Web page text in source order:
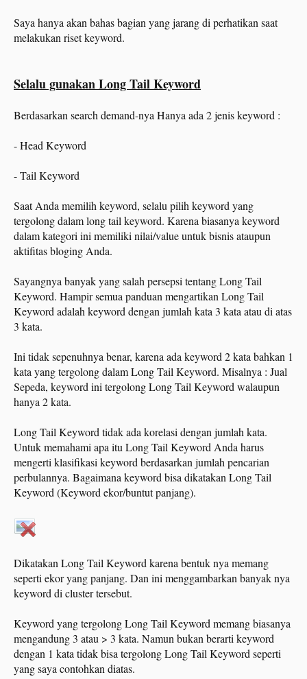
Saya hanya akan bahas bagian yang jarang di perhatikan saat
melakukan riset keyword.
Selalu gunakan Long Tail Keyword
Berdasarkan search demand-nya Hanya ada 2 jenis keyword :
- Head Keyword
- Tail Keyword
Saat Anda memilih keyword, selalu pilih keyword yang
tergolong dalam long tail keyword. Karena biasanya keyword
dalam kategori ini memiliki nilai/value untuk bisnis ataupun
aktifitas bloging Anda.
Sayangnya banyak yang salah persepsi tentang Long Tail
Keyword. Hampir semua panduan mengartikan Long Tail
Keyword adalah keyword dengan jumlah kata 3 kata atau di atas
3 kata.
Ini tidak sepenuhnya benar, karena ada keyword 2 kata bahkan 1
kata yang tergolong dalam Long Tail Keyword. Misalnya : Jual
Sepeda, keyword ini tergolong Long Tail Keyword walaupun
hanya 2 kata.
Long Tail Keyword tidak ada korelasi dengan jumlah kata.
Untuk memahami apa itu Long Tail Keyword Anda harus
mengerti klasifikasi keyword berdasarkan jumlah pencarian
perbulannya. Bagaimana keyword bisa dikatakan Long Tail
Keyword (Keyword ekor/buntut panjang).
Dikatakan Long Tail Keyword karena bentuk nya memang
seperti ekor yang panjang. Dan ini menggambarkan banyak nya
keyword di cluster tersebut.
Keyword yang tergolong Long Tail Keyword memang biasanya
mengandung 3 atau > 3 kata. Namun bukan berarti keyword
dengan 1 kata tidak bisa tergolong Long Tail Keyword seperti
yang saya contohkan diatas.